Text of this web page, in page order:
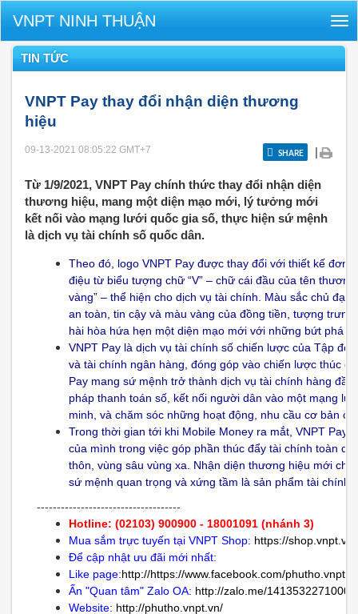
VNPT NINH THUẬN
TIN TỨC
VNPT Pay thay đổi nhận diện thương
hiệu
09-13-2021 08:05:22 GMT+7 SHARE |
Từ 1/9/2021, VNPT Pay chính thức thay đổi nhận diện
thương hiệu, mang một diện mạo mới, lý tưởng mới
kết nối vào mạng lưới quốc gia số, thực hiện sứ mệnh
là dịch vụ tài chính số quốc dân.
Theo đó, logo VNPT Pay được thay đổi với thiết kế đơn
điệu từ biểu tượng chữ “V” – chữ cái đầu của tên
vàng” – thể hiện cho dịch vụ tài chính. Màu sắc chủ
an toàn, tin cậy và màu vàng của đồng tiền, tượng
hài hòa hứa hẹn một diện mạo mới với những bứt phá
VNPT Pay là dịch vụ tài chính số chiến lược của Tập
và tài chính ngân hàng, đóng góp vào chiến lược thúc
Pay mang sứ mệnh trở thành dịch vụ tài chính hàng
pháp thanh toán số, kết nối người dân vào một mạng
minh, và chăm sóc những hoạt động, nhu cầu cơ bản
Trong thời gian tới khi Mobile Money ra mắt, VNPT Pay
của mình trong việc góp phần thúc đẩy tài chính toàn
thôn, vùng sâu vùng xa. Nhận diện thương hiệu mới
sứ mệnh quan trọng và xứng tầm là sản phẩm tài chính
------------------------------------
Hotline: (02103) 900900 - 18001091 (nhánh 3)
Mua sắm trực tuyến tại VNPT Shop: https://
Để cập nhật ưu đãi mới nhất:
Like page:http://https://www.facebook.com/
Ấn "Quan tâm" Zalo OA: http://zalo.me/
Website: http://phutho.vnpt.vn/